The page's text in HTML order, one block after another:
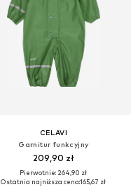
CELAVI
Garnitur funkcyjny
209,90 zł
Pierwotnie: 264,90 zł
Ostatnia najniższa cena:165,67 zł